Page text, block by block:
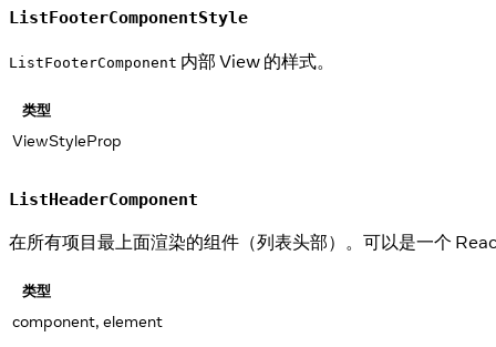
ListFooterComponentStyle
ListFooterComponent 内部 View 的样式。
类型
ViewStyleProp
ListHeaderComponent
在所有项目最上面渲染的组件（列表头部）。可以是一个
类型
component, element